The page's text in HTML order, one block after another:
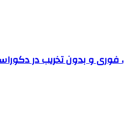
فوری و بدون تخریب در